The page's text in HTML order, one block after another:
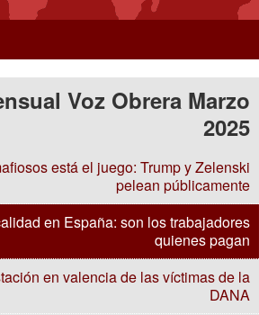
Voz Obrera Marzo
2025
está el juego: Trump y Zelenski
pelean públicamente
en España: son los trabajadores
quienes pagan
en valencia de las víctimas de la
DANA